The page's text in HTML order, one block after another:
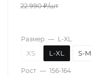
22 990₽/шт
Размер — L-XL
XS L-XL S-M
Рост — 156-164